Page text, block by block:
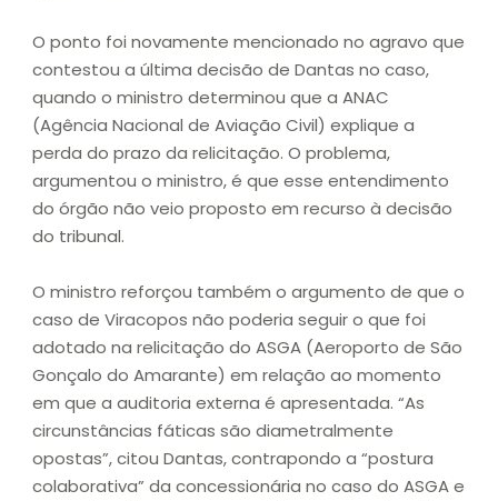
O ponto foi novamente mencionado no agravo que
contestou a última decisão de Dantas no caso,
quando o ministro determinou que a ANAC
(Agência Nacional de Aviação Civil) explique a
perda do prazo da relicitação. O problema,
argumentou o ministro, é que esse entendimento
do órgão não veio proposto em recurso à decisão
do tribunal.
O ministro reforçou também o argumento de que o
caso de Viracopos não poderia seguir o que foi
adotado na relicitação do ASGA (Aeroporto de São
Gonçalo do Amarante) em relação ao momento
em que a auditoria externa é apresentada. “As
circunstâncias fáticas são diametralmente
opostas”, citou Dantas, contrapondo a “postura
colaborativa” da concessionária no caso do ASGA e